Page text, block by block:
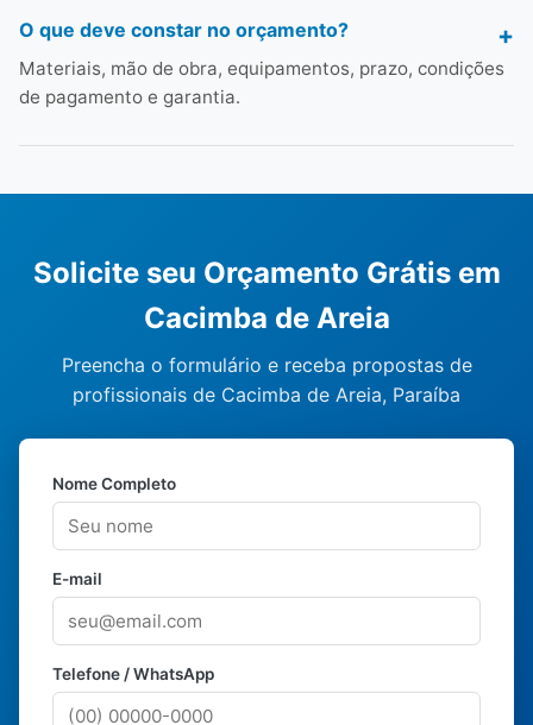
O que deve constar no orçamento?
Materiais, mão de obra, equipamentos, prazo, condições
de pagamento e garantia.
Solicite seu Orçamento Grátis em
Cacimba de Areia
Preencha o formulário e receba propostas de
profissionais de Cacimba de Areia, Paraíba
Nome Completo
E-mail
Telefone / WhatsApp